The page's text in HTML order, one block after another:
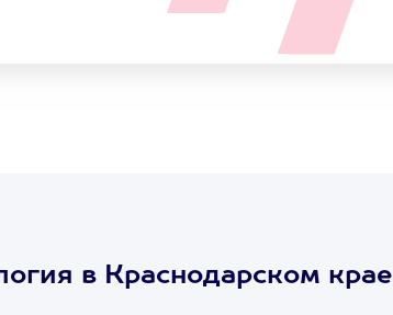
в Краснодарском крае